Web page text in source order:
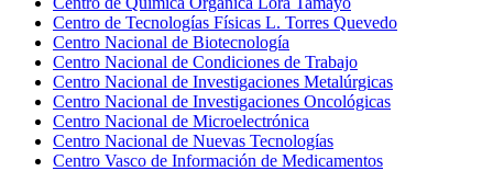
Centro de Tecnologías Físicas L. Torres Quevedo
Centro Nacional de Biotecnología
Centro Nacional de Condiciones de Trabajo
Centro Nacional de Investigaciones Metalúrgicas
Centro Nacional de Investigaciones Oncológicas
Centro Nacional de Microelectrónica
Centro Nacional de Nuevas Tecnologías
Centro Vasco de Información de Medicamentos